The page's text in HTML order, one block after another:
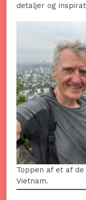
detaljer og
Toppen af et af
Vietnam.